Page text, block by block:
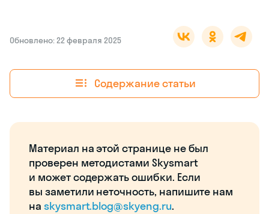
Обновлено: 22 февраля 2025
Содержание статьи
Материал на этой странице не был
проверен методистами Skysmart
и может содержать ошибки. Если
вы заметили неточность, напишите нам
на skysmart.blog@skyeng.ru.